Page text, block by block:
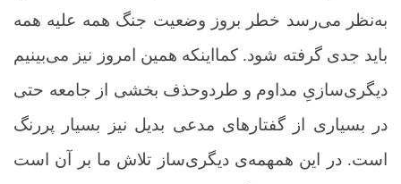
به‌نظر می‌رسد خطر بروز وضعیت جنگ همه علیه همه
باید جدی گرفته شود. کمااینکه همین امروز نیز می‌بینیم
دیگری‌سازیِ مداوم و طردوحذف بخشی از جامعه حتی
در بسیاری از گفتارهای مدعی بدیل نیز بسیار پررنگ
است. در این همهمه‌ی دیگری‌ساز تلاش ما بر آن است